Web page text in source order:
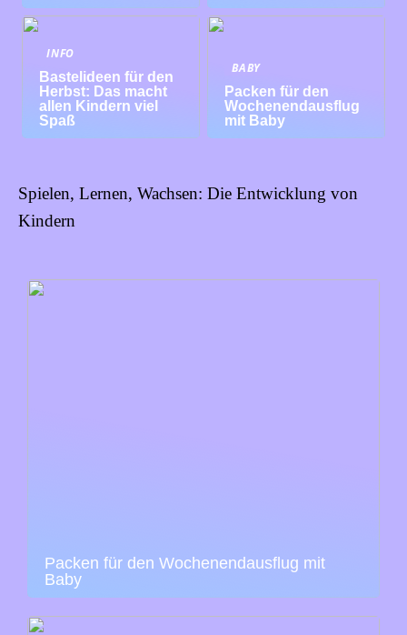
INFO
Bastelideen für den
Herbst: Das macht
allen Kindern viel
Spaß
BABY
Packen für den
Wochenendausflug
mit Baby
Spielen, Lernen, Wachsen: Die Entwicklung von
Kindern
Packen für den Wochenendausflug mit
Baby